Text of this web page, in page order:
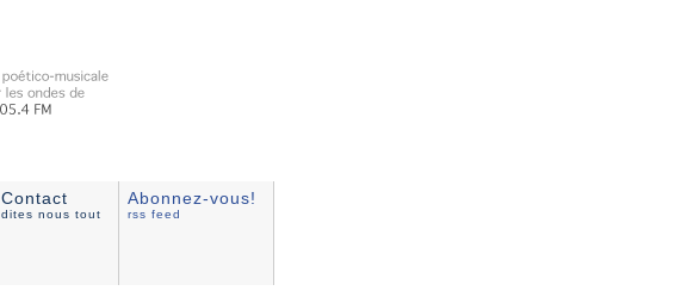
Contact
dites nous tout
Abonnez-vous!
rss feed